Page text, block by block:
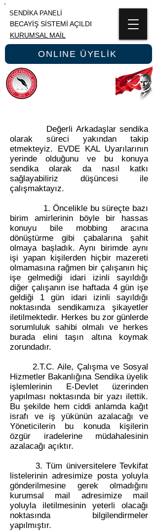
SENDİKA PANELİ
BECAYİŞ SİSTEMİ AÇILDI
KURUMSAL MAİL
ONLINE ÜYELİK
Değerli Arkadaşlar sendika
olarak süreci yakından takip
etmekteyiz. EVDE KAL Uyarılarının
yerinde olduğunu ve bu konuya
sendika olarak da nasıl katkı
sağlayabiliriz düşüncesi ile
çalışmaktayız.
1. Öncelikle bu süreçte bazı
birim amirlerinin böyle bir hassas
konuyu bile mobbing aracına
dönüştürme gibi çabalarına şahit
olmaya başladık. Aynı birimde aynı
işi yapan kişilerden hiçbir mazereti
olmamasına rağmen bir çalışanın hiç
işe gelmediği idari izinli sayıldığı
diğer çalışanın ise haftada 4 gün işe
geldiği 1 gün idari izinli sayıldığı
noktasında sendikamıza şikayetler
iletilmektedir. Herkes bu zor günlerde
sorumluluk sahibi olmalı ve herkes
burada elini taşın altına koymak
zorundadır.
2.T.C. Aile, Çalışma ve Sosyal
Hizmetler Bakanlığına Sendika üyelik
işlemlerinin E-Devlet üzerinden
yapılması noktasında bir yazı ilettik.
Bu şekilde hem ciddi anlamda kağıt
israfı ve iş yükünün azalacağı ve
Yöneticilerin bu konuda kişilerin
özgür iradelerine müdahalesinin
azalacağı açıktır.
3. Tüm üniversitelere Tevkifat
listelerinin adresimize posta yoluyla
gönderilmesine gerek olmadığını
kurumsal mail adresimize mail
yoluyla iletilmesinin yeterli olacağı
noktasında bilgilendirmeler
yapılmıştır.